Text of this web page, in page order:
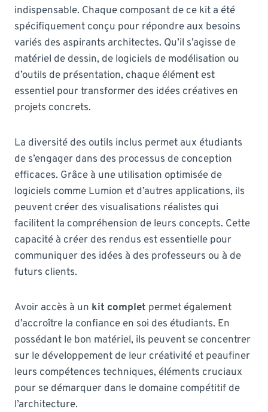
indispensable. Chaque composant de ce kit a été
spécifiquement conçu pour répondre aux besoins
variés des aspirants architectes. Qu’il s’agisse de
matériel de dessin, de logiciels de modélisation ou
d’outils de présentation, chaque élément est
essentiel pour transformer des idées créatives en
projets concrets.
La diversité des outils inclus permet aux étudiants
de s’engager dans des processus de conception
efficaces. Grâce à une utilisation optimisée de
logiciels comme Lumion et d’autres applications, ils
peuvent créer des visualisations réalistes qui
facilitent la compréhension de leurs concepts. Cette
capacité à créer des rendus est essentielle pour
communiquer des idées à des professeurs ou à de
futurs clients.
Avoir accès à un kit complet permet également
d’accroître la confiance en soi des étudiants. En
possédant le bon matériel, ils peuvent se concentrer
sur le développement de leur créativité et peaufiner
leurs compétences techniques, éléments cruciaux
pour se démarquer dans le domaine compétitif de
l’architecture.